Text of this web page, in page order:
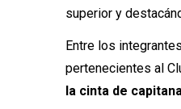
superior y
Entre los
pertenecientes al
la cinta de